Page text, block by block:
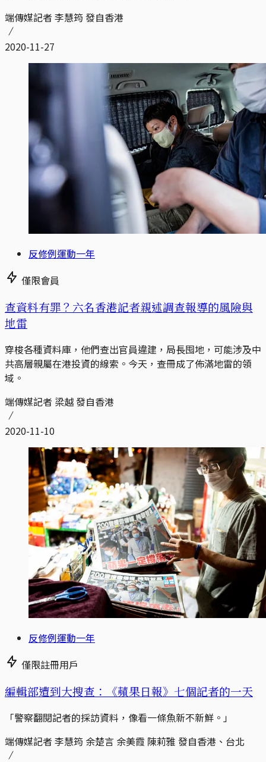
端傳媒記者 李慧筠 發自香港
2020-11-27
反修例運動一年
僅限會員
查資料有罪？六名香港記者親述調查報導的風險與
地雷
穿梭各種資料庫，他們查出官員違建，局長囤地，可能涉及中
共高層親屬在港投資的線索。今天，查冊成了佈滿地雷的領
域。
端傳媒記者 梁越 發自香港
2020-11-10
反修例運動一年
僅限註冊用戶
編輯部遭到大搜查：《蘋果日報》七個記者的一天
「警察翻閱記者的採訪資料，像看一條魚新不新鮮。」
端傳媒記者 李慧筠 余楚言 余美霞 陳莉雅 發自香港、台北